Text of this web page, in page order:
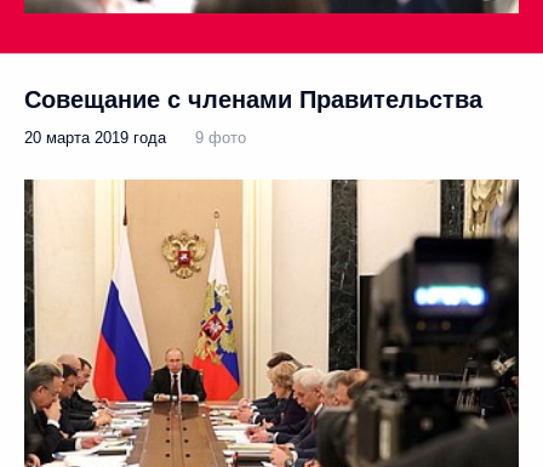
Совещание с членами Правительства
20 марта 2019 года 9 фото